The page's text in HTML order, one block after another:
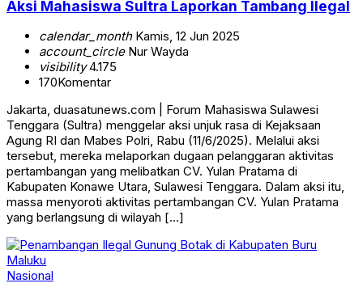
Aksi Mahasiswa Sultra Laporkan Tambang Ilegal
calendar_monthKamis, 12 Jun 2025
account_circleNur Wayda
visibility4.175
170Komentar
Jakarta, duasatunews.com | Forum Mahasiswa Sulawesi
Tenggara (Sultra) menggelar aksi unjuk rasa di Kejaksaan
Agung RI dan Mabes Polri, Rabu (11/6/2025). Melalui aksi
tersebut, mereka melaporkan dugaan pelanggaran aktivitas
pertambangan yang melibatkan CV. Yulan Pratama di
Kabupaten Konawe Utara, Sulawesi Tenggara. Dalam aksi itu,
massa menyoroti aktivitas pertambangan CV. Yulan Pratama
yang berlangsung di wilayah […]
Nasional